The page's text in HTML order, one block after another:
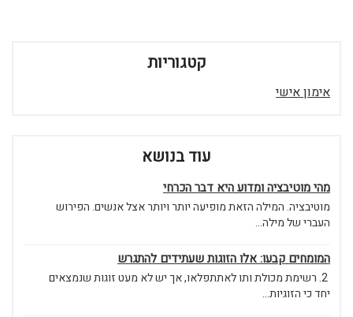
קטגוריות
אימון אישי
עוד בנושא
מהי מוטיבציה ומדוע היא דבר הכרחי
מוטיבציה. המילה הזאת מופיעה יותר ויותר אצל אנשים. הפירוש
העברי של מילה...
המומחים קבעו: אלו הזוגות שעתידים להתגרש
2. רשימת מכולת ותו לאתתפלאו, אך יש לא מעט זוגות שנמצאים
יחד כי הזוגיות...